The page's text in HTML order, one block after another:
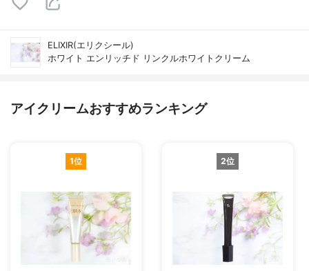
ELIXIR(エリクシール)
ホワイト エンリッチド リンクルホワイトクリーム
アイクリームおすすめランキング
1位 2位